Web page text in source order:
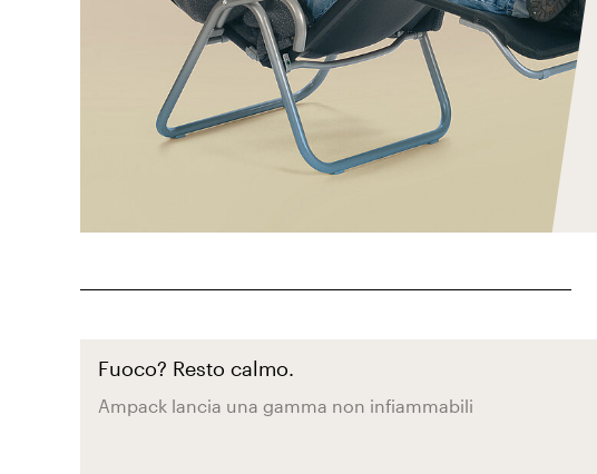
Fuoco? Resto calmo.
Ampack lancia una gamma non infiammabili